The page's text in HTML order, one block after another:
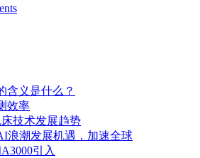
含义是什么？
效率
技术发展趋势
浪潮发展机遇，加速全球
引入